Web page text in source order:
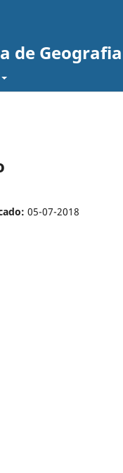
de
05-07-2018